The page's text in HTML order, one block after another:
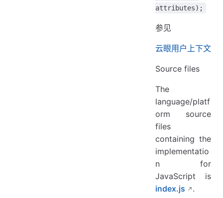
attributes);
参见
云眼用户上下文
Source files
The
language/platf
orm source
files
containing the
implementatio
n for
JavaScript is
index.js
.